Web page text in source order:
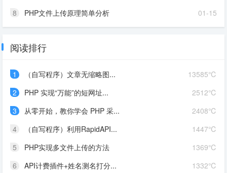
01-15
8 PHP文件上传原理简单分析
阅读排行
13585℃
1
（自写程序）文章无缩略图...
2512℃
2
PHP 实现“万能”的短网址...
2408℃
3
从零开始，教你学会 PHP 采...
1447℃
4
（自写程序）利用RapidAPI...
1369℃
5
PHP实现多文件上传的方法
1332℃
6
API计费插件+姓名测名打分...